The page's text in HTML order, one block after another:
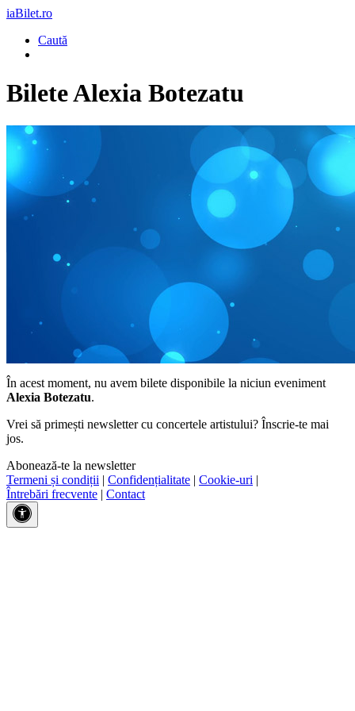
iaBilet.ro
Caută
BileteAlexia Botezatu
În acest moment, nu avem bilete disponibile la niciun eveniment
Alexia Botezatu.
Vrei să primești newsletter cu concertele artistului? Înscrie-te mai
jos.
Abonează-te la newsletter
Termeni și condiții | Confidențialitate | Cookie-uri |
Întrebări frecvente | Contact